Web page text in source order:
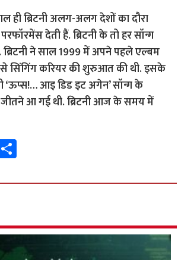
ही ब्रिटनी अलग-अलग देशों का दौरा
देती हैं. ब्रिटनी के तो हर सॉन्ग
ब्रिटनी ने साल 1999 में अपने पहले एल्बम
से सिंगिंग करियर की शुरुआत की थी. इसके
‘ऊप्स!… आइ डिड इट अगेन’ सॉन्ग के
आ गई थी. ब्रिटनी आज के समय में
ar